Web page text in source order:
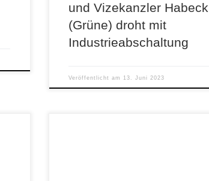
und Vizekanzler Habeck
(Grüne) droht mit
Industrieabschaltung
Veröffentlicht am 13. Juni 2023